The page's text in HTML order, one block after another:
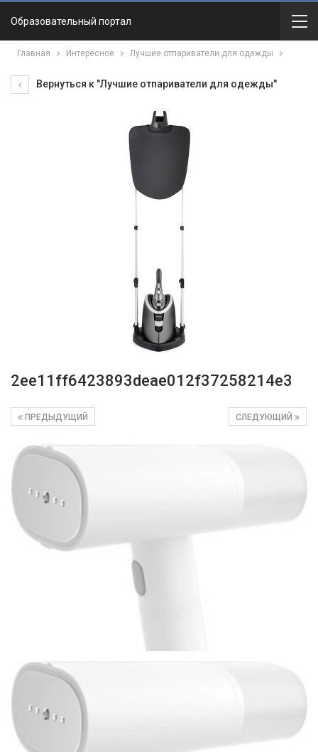
Образовательный портал
Главная Интересное Лучшие отпариватели для одежды
Вернуться к "Лучшие отпариватели для одежды"
2ee11ff6423893deae012f37258214e3
СЛЕДУЮЩИЙ
ПРЕДЫДУЩИЙ